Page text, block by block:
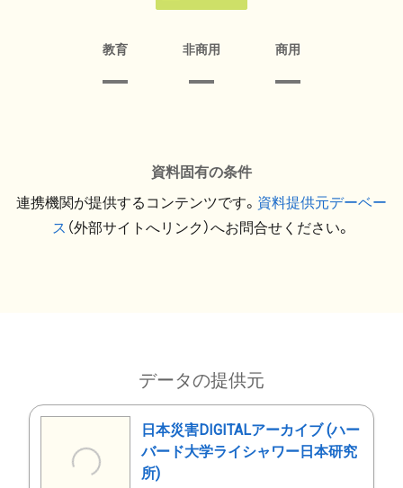
教育 非商用 商用
資料固有の条件
連携機関が提供するコンテンツです。 資料提供元デーベー
ス （外部サイトへリンク）へお問合せください。
データの提供元
日本災害DIGITALアーカイブ (ハー
バード大学ライシャワー日本研究
所)